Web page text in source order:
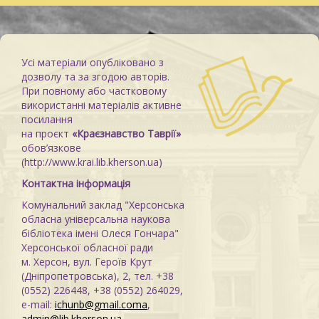
Усі матеріали опубліковано з
дозволу та за згодою авторів.
При повному або частковому
використанні матеріалів активне
посилання
на проєкт «Краєзнавство Таврії»
обов’язкове
(http://www.krai.lib.kherson.ua)
Контактна інформація
Комунальний заклад "Херсонська
обласна універсальна наукова
бібліотека імені Олеся Гончара"
Херсонської обласної ради
м. Херсон, вул. Героїв Крут
(Дніпропетровська), 2, тел. +38
(0552) 226448, +38 (0552) 264029,
e-mail: ichunb@gmail.coma,